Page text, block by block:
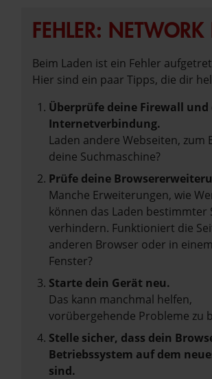
FEHLER: NETWORK
Beim Laden ist ein Fehler
Hier sind ein paar Tipps, die dir
Überprüfe deine Firewall und
Internetverbindung.
Laden andere Webseiten, zum
deine Suchmaschine?
Prüfe deine
Manche Erweiterungen, wie
können das Laden bestimmter
verhindern. Funktioniert die
anderen Browser oder in
Fenster?
Starte dein Gerät neu.
Das kann manchmal helfen,
vorübergehende Probleme zu
Stelle sicher, dass dein
Betriebssystem auf dem
sind.